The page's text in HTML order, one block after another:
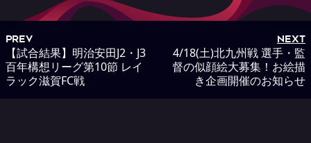
PREV
【試合結果】明治安田J2・J3
百年構想リーグ第10節 レイ
ラック滋賀FC戦
NEXT
4/18(土)北九州戦 選手・監
督の似顔絵大募集！お絵描
き企画開催のお知らせ